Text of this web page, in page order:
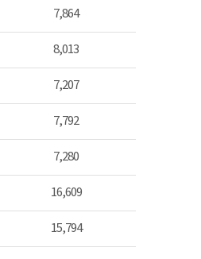
7,864
8,013
7,207
7,792
7,280
16,609
15,794